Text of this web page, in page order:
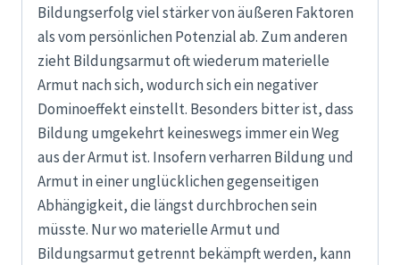
Bildungserfolg viel stärker von äußeren Faktoren
als vom persönlichen Potenzial ab. Zum anderen
zieht Bildungsarmut oft wiederum materielle
Armut nach sich, wodurch sich ein negativer
Dominoeffekt einstellt. Besonders bitter ist, dass
Bildung umgekehrt keineswegs immer ein Weg
aus der Armut ist. Insofern verharren Bildung und
Armut in einer unglücklichen gegenseitigen
Abhängigkeit, die längst durchbrochen sein
müsste. Nur wo materielle Armut und
Bildungsarmut getrennt bekämpft werden, kann